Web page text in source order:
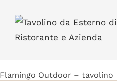
Flamingo Outdoor – tavolino